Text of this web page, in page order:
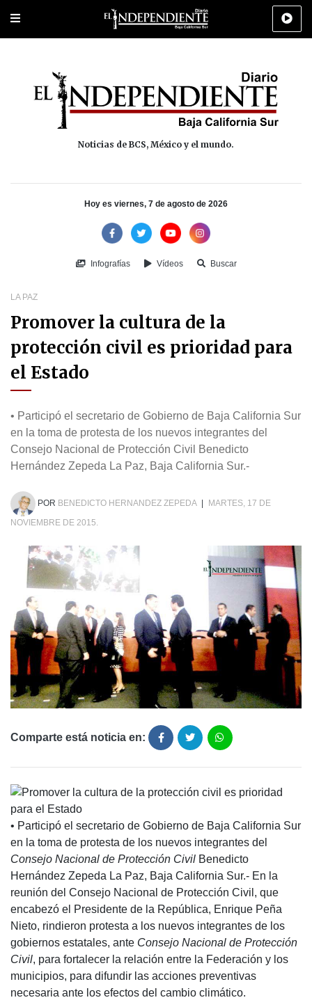
Portada Los Cabos Policiaca Deportes Cultura
Noticias de BCS, México y el mundo.
Hoy es viernes, 7 de agosto de 2026
Infografías Vídeos Buscar
LA PAZ
Promover la cultura de la
protección civil es prioridad para
el Estado
• Participó el secretario de Gobierno de Baja California Sur
en la toma de protesta de los nuevos integrantes del
Consejo Nacional de Protección Civil Benedicto
Hernández Zepeda La Paz, Baja California Sur.-
POR BENEDICTO HERNANDEZ ZEPEDA
MARTES, 17 DE
NOVIEMBRE DE 2015.
Comparte está noticia en:
• Participó el secretario de Gobierno de Baja California Sur
en la toma de protesta de los nuevos integrantes del
Consejo Nacional de Protección Civil Benedicto
Hernández Zepeda La Paz, Baja California Sur.- En la
reunión del Consejo Nacional de Protección Civil, que
encabezó el Presidente de la República, Enrique Peña
Nieto, rindieron protesta a los nuevos integrantes de los
gobiernos estatales, ante Consejo Nacional de Protección
Civil, para fortalecer la relación entre la Federación y los
municipios, para difundir las acciones preventivas
necesaria ante los efectos del cambio climático.